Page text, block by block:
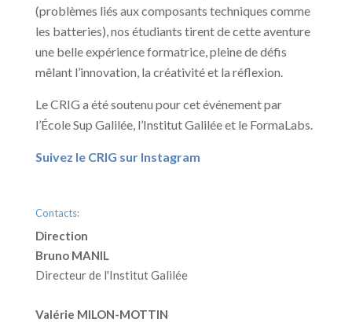
(problèmes liés aux composants techniques comme
les batteries), nos étudiants tirent de cette aventure
une belle expérience formatrice, pleine de défis
mêlant l’innovation, la créativité et la réflexion.
Le CRIG a été soutenu pour cet événement par
l’École Sup Galilée, l’Institut Galilée et le FormaLabs.
Suivez le CRIG sur Instagram
Contacts:
Direction
Bruno MANIL
Directeur de l'Institut Galilée
Valérie MILON-MOTTIN